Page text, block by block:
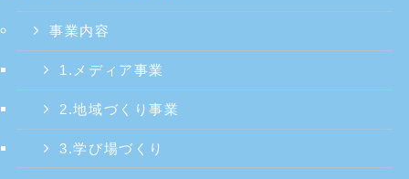
事業内容
1.メディア事業
2.地域づくり事業
3.学び場づくり